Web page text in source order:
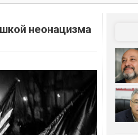
неонацизма